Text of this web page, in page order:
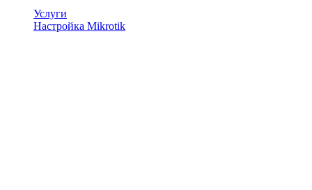
Услуги
Настройка Mikrotik